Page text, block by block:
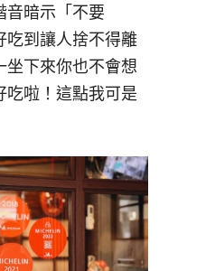
音暗示「不要
吃到讓人捨不得離
坐下來你也不會想
吃啦！這點我可是